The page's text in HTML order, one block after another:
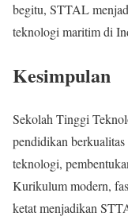
begitu, STTAL
teknologi maritim di
Kesimpulan
Sekolah Tinggi
pendidikan
teknologi,
Kurikulum modern,
ketat menjadikan